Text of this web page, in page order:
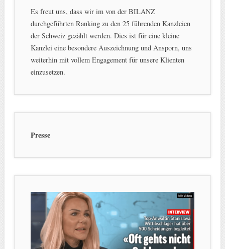
Es freut uns, dass wir im von der BILANZ
durchgeführten Ranking zu den 25 führenden Kanzleien
der Schweiz gezählt werden. Dies ist für eine kleine
Kanzlei eine besondere Auszeichnung und Ansporn, uns
weiterhin mit vollem Engagement für unsere Klienten
einzusetzen.
Presse